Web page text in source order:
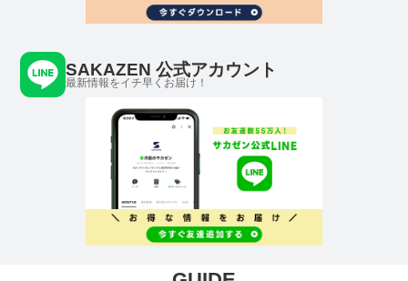
SAKAZEN 公式アカウント
最新情報をイチ早くお届け！